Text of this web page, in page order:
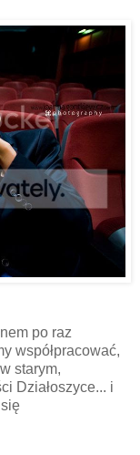
po raz
współpracować,
starym,
Działoszyce... i